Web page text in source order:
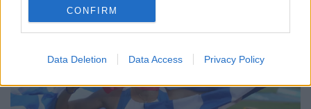
CONFIRM
Data Deletion Data Access Privacy Policy